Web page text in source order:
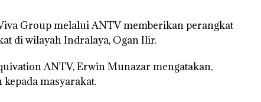
Group melalui ANTV memberikan perangkat
di wilayah Indralaya, Ogan Ilir.
ANTV, Erwin Munazar mengatakan,
kepada masyarakat.